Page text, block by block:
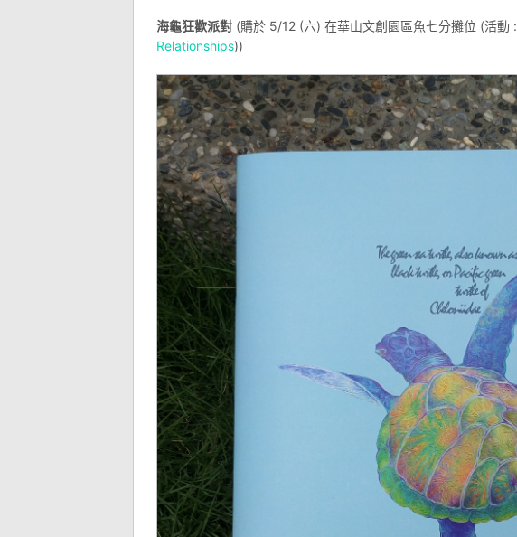
海龜狂歡派對 (購於 5/12 (六) 在華山文創園區魚七分攤位 (活動 :
Relationships))